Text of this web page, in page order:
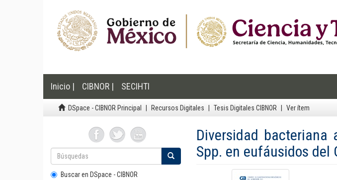
Inicio | CIBNOR | SECIHTI
DSpace - CIBNOR Principal Recursos Digitales Tesis Digitales CIBNOR Ver ítem
Buscar en DSpace - CIBNOR
Diversidad
Spp. en eufáusidos del